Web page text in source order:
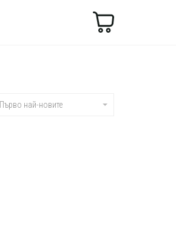
Търсене
Първо най-новите